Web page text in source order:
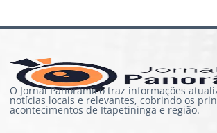
O Jornal Panorâmico traz informações
notícias locais e relevantes, cobrindo os
acontecimentos de Itapetininga e região.